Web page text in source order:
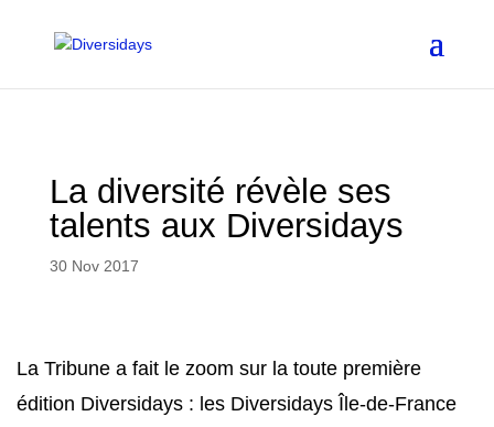
principal
La diversité révèle ses
talents aux Diversidays
30 Nov 2017
La Tribune a fait le zoom sur la toute première
édition Diversidays : les Diversidays Île-de-France